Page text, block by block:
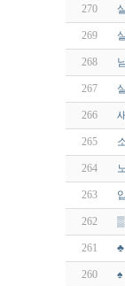
270
269
268
267
266
265
264
263
262 ▒
261 ♣
260 ♠